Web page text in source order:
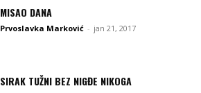
MISAO DANA
Prvoslavka Marković - jan 21, 2017
SIRAK TUŽNI BEZ NIGĐE NIKOGA